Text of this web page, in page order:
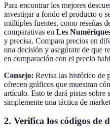
Para encontrar los mejores
investigar a fondo el producto o
múltiples fuentes, como reseñas
comparativas en Les
y precisa. Compara precios en
una decisión y asegúrate de que
en comparación con el precio
Consejo: Revisa las histórico de
ofrecen gráficos que muestran
artículo. Esto te dará pistas sobre
simplemente una táctica de
2. Verifica los códigos de